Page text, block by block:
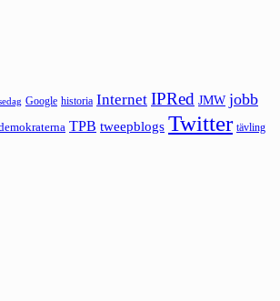
Google historia Internet IPRed JMW jobb
TPB tweepblogs Twitter tävling